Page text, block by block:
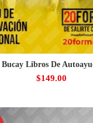
Bucay Libros De
$149.00